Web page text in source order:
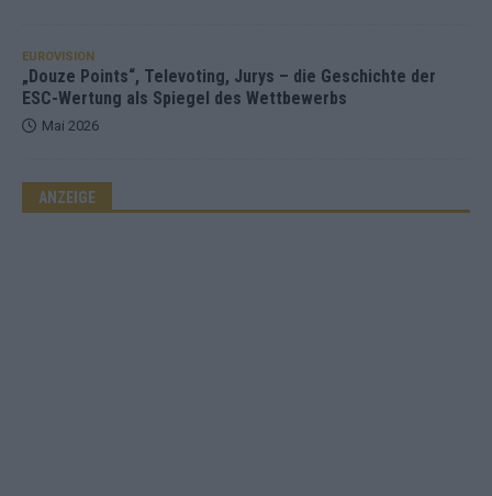
EUROVISION
„Douze Points“, Televoting, Jurys – die Geschichte der
ESC-Wertung als Spiegel des Wettbewerbs
Mai 2026
ANZEIGE